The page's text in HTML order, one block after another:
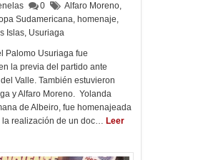
0 Alfaro Moreno,
Sudamericana, homenaje,
Islas, Usuriaga
Palomo Usuriaga fue
la previa del partido ante
Valle. También estuvieron
y Alfaro Moreno. Yolanda
de Albeiro, fue homenajeada
la realización de un doc… Leer